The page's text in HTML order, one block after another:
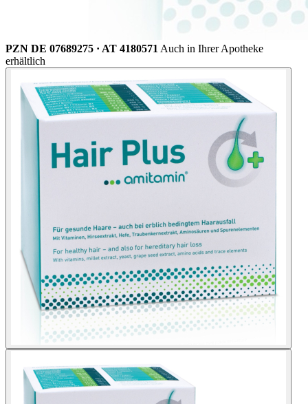
PZN DE 07689275 · AT 4180571Auch in Ihrer Apotheke
erhältlich